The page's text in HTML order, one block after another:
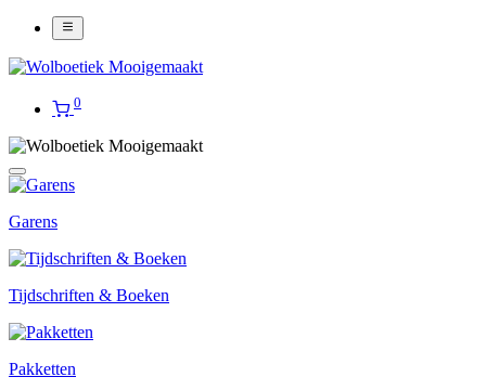
0
Garens
Tijdschriften & Boeken
Pakketten